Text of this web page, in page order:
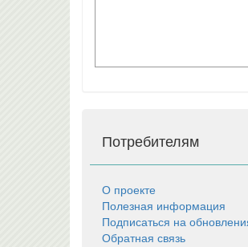
Потребителям
О проекте
Полезная информация
Подписаться на
Обратная связь